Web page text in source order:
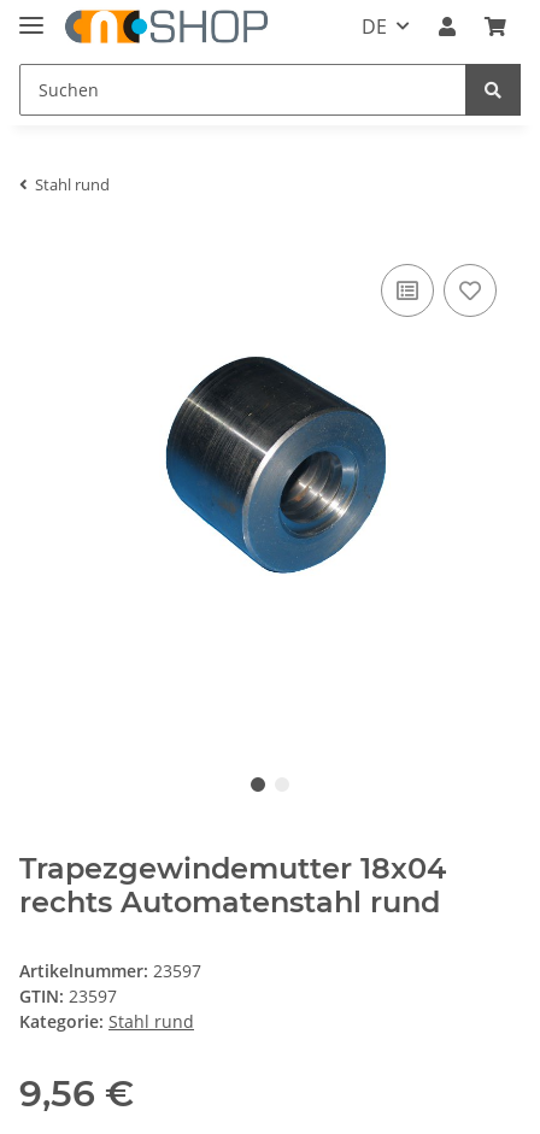
DE
Stahl rund
Trapezgewindemutter 18x04
rechts Automatenstahl rund
Artikelnummer: 23597
GTIN: 23597
Kategorie: Stahl rund
9,56 €